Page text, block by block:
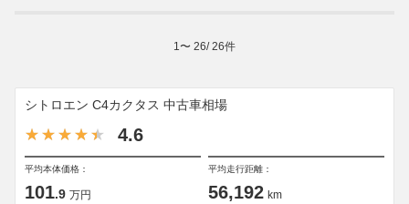
1 〜 26/26件
シトロエン C4カクタス 中古車相場
4.6
平均本体価格：
101.9 万円
平均走行距離：
56,192 km